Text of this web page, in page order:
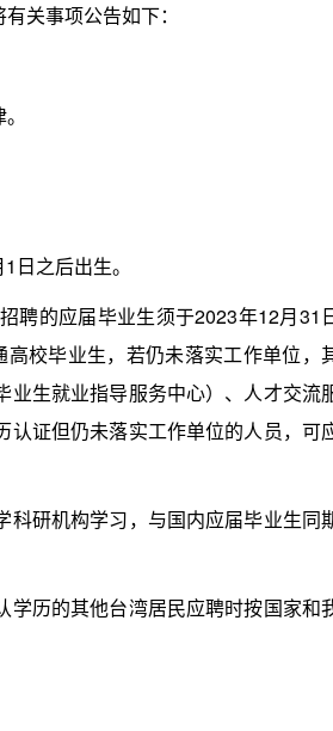
关事项公告如下：
之后出生。
的应届毕业生须于2023年12月31
校毕业生，若仍未落实工作单位，
生就业指导服务中心）、人才交流
证但仍未落实工作单位的人员，可
研机构学习，与国内应届毕业生同
历的其他台湾居民应聘时按国家和